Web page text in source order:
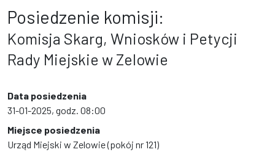
Posiedzenie komisji:
Komisja Skarg, Wniosków i Petycji
Rady Miejskie w Zelowie
Data posiedzenia
31-01-2025, godz. 08:00
Miejsce posiedzenia
Urząd Miejski w Zelowie (pokój nr 121)